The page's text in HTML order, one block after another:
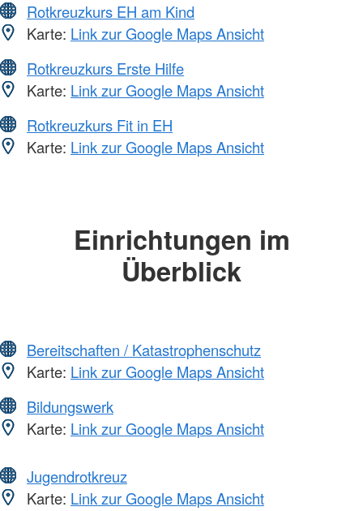
Rotkreuzkurs EH am Kind
Karte: Link zur Google Maps Ansicht
Rotkreuzkurs Erste Hilfe
Karte: Link zur Google Maps Ansicht
Rotkreuzkurs Fit in EH
Karte: Link zur Google Maps Ansicht
Einrichtungen im
Überblick
Bereitschaften / Katastrophenschutz
Karte: Link zur Google Maps Ansicht
Bildungswerk
Karte: Link zur Google Maps Ansicht
Jugendrotkreuz
Karte: Link zur Google Maps Ansicht